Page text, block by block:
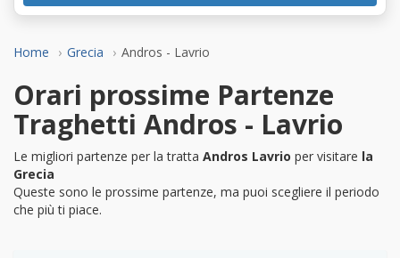
Home Grecia Andros - Lavrio
Orari prossime Partenze
Traghetti Andros - Lavrio
Le migliori partenze per la tratta Andros Lavrio per visitare la
Grecia
Queste sono le prossime partenze, ma puoi scegliere il periodo
che più ti piace.